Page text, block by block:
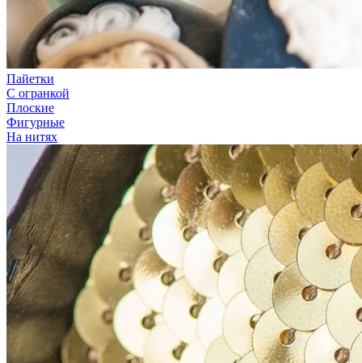
Пайетки
С огранкой
Плоские
Фигурные
На нитях